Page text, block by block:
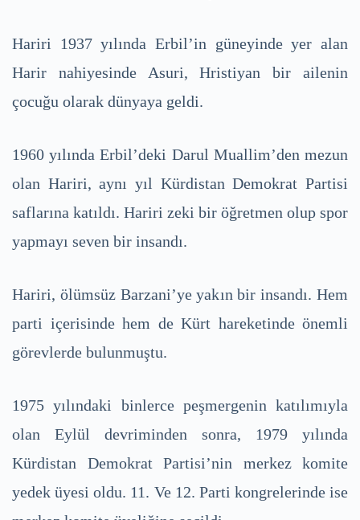
Hariri 1937 yılında Erbil’in güneyinde yer alan
Harir nahiyesinde Asuri, Hristiyan bir ailenin
çocuğu olarak dünyaya geldi.
1960 yılında Erbil’deki Darul Muallim’den mezun
olan Hariri, aynı yıl Kürdistan Demokrat Partisi
saflarına katıldı. Hariri zeki bir öğretmen olup spor
yapmayı seven bir insandı.
Hariri, ölümsüz Barzani’ye yakın bir insandı. Hem
parti içerisinde hem de Kürt hareketinde önemli
görevlerde bulunmuştu.
1975 yılındaki binlerce peşmergenin katılımıyla
olan Eylül devriminden sonra, 1979 yılında
Kürdistan Demokrat Partisi’nin merkez komite
yedek üyesi oldu. 11. Ve 12. Parti kongrelerinde ise